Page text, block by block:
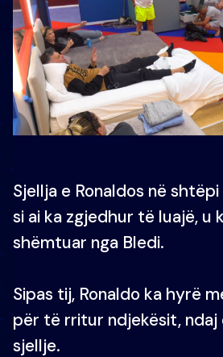
Sjellja e Ronaldos në
si ai ka zgjedhur të luajë, u
shëmtuar nga Bledi.
Sipas tij, Ronaldo ka hyrë
për të rritur ndjekësit, ndaj
sjellje.